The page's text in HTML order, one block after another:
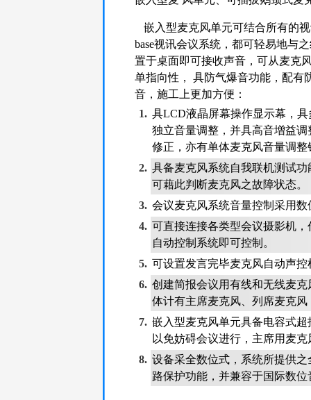
嵌入型麦克风单元可结合所有的
base视讯会议系统，都可轻易地与
置于桌面即可接收声音，可从麦克
单指向性， 具防气爆音功能，配有
音，施工上更加方便：
1. 具LCD液晶屏幕操作显示幕，
独立音量调整，并具高音增益
修正，亦有单体麦克风音量调
2. 具备麦克风系统自我联机测试
可藉此判断麦克风之故障状态。
3. 会议麦克风系统音量控制采用
4. 可直接连接各类型会议摄影机
自动控制系统即可控制。
5. 可设置发言完毕麦克风自动声
6. 创建简报会议用有线和无线麦
体计有主席麦克风、列席麦克
7. 嵌入型麦克风单元具备电容式
以免妨碍会议进行，主席用麦
8. 设备采全数位式，系统所提供
路保护功能，并兼容于国际数